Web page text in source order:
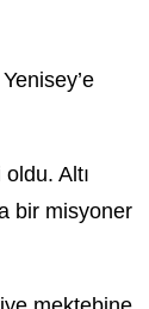
Altı
bir misyoner